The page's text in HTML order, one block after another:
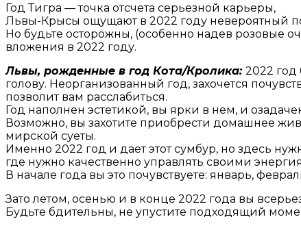
Год Тигра — точка отсчета серьезной карьеры,
Львы-Крысы ощущают в 2022 году невероятный
Но будьте осторожны, (особенно надев розовые
вложения в 2022 году.
Львы, рожденные в год Кота/Кролика: 2022 год
голову. Неорганизованный год, захочется
позволит вам расслабиться.
Год наполнен эстетикой, вы ярки в нем, и
Возможно, вы захотите приобрести домашнее
мирской суеты.
Именно 2022 год и дает этот сумбур, но здесь
где нужно качественно управлять своими
В начале года вы это почувствуете: январь,
Зато летом, осенью и в конце 2022 года вы
Будьте бдительны, не упустите подходящий